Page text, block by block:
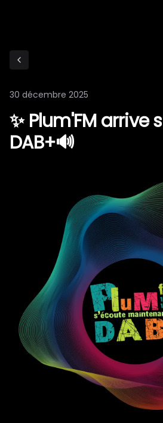
Accueil
Grille des programmes
Podcasts
Les ateliers radio
Faire un don
Qui on est ?
30 décembre 2025
✨ Plum'FM arrive
DAB+🔊